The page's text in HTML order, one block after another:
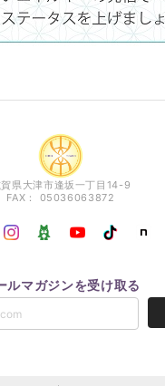
県大津市逢坂一丁目14-9
FAX： 05036063872
ルマガジンを受け取る